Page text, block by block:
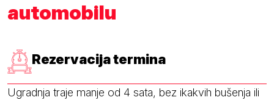
automobilu
Rezervacija termina
Ugradnja traje manje od 4 sata, bez ikakvih bušenja ili